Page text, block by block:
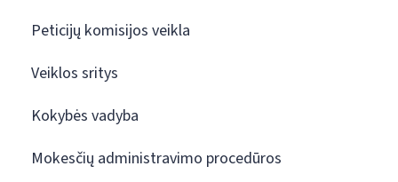
Peticijų komisijos veikla
Veiklos sritys
Kokybės vadyba
Mokesčių administravimo procedūros